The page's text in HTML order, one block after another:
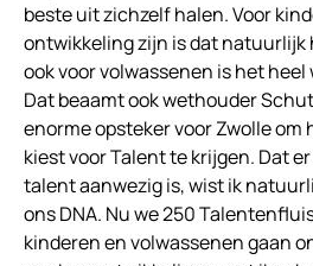
beste uit zichzelf halen. Voor
ontwikkeling zijn is dat natuurlijk
ook voor volwassenen is het heel
Dat beaamt ook wethouder
enorme opsteker voor Zwolle om
kiest voor Talent te krijgen. Dat
talent aanwezig is, wist ik
ons DNA. Nu we 250
kinderen en volwassenen gaan